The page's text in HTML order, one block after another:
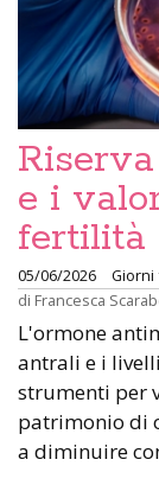
e i
fertilità
05/06/2026
Giorni
di Francesca
L'ormone
antrali e i
strumenti per
patrimonio di
a diminuire